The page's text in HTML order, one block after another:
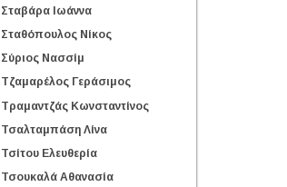
Σταβάρα Ιωάννα
Σταθόπουλος Νίκος
Σύριος Νασσίμ
Τζαμαρέλος Γεράσιμος
Τραμαντζάς Κωνσταντίνος
Τσαλταμπάση Λίνα
Τσίτου Ελευθερία
Τσουκαλά Αθανασία